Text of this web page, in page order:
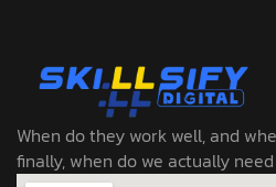
When do they work well, and
finally, when do we actually